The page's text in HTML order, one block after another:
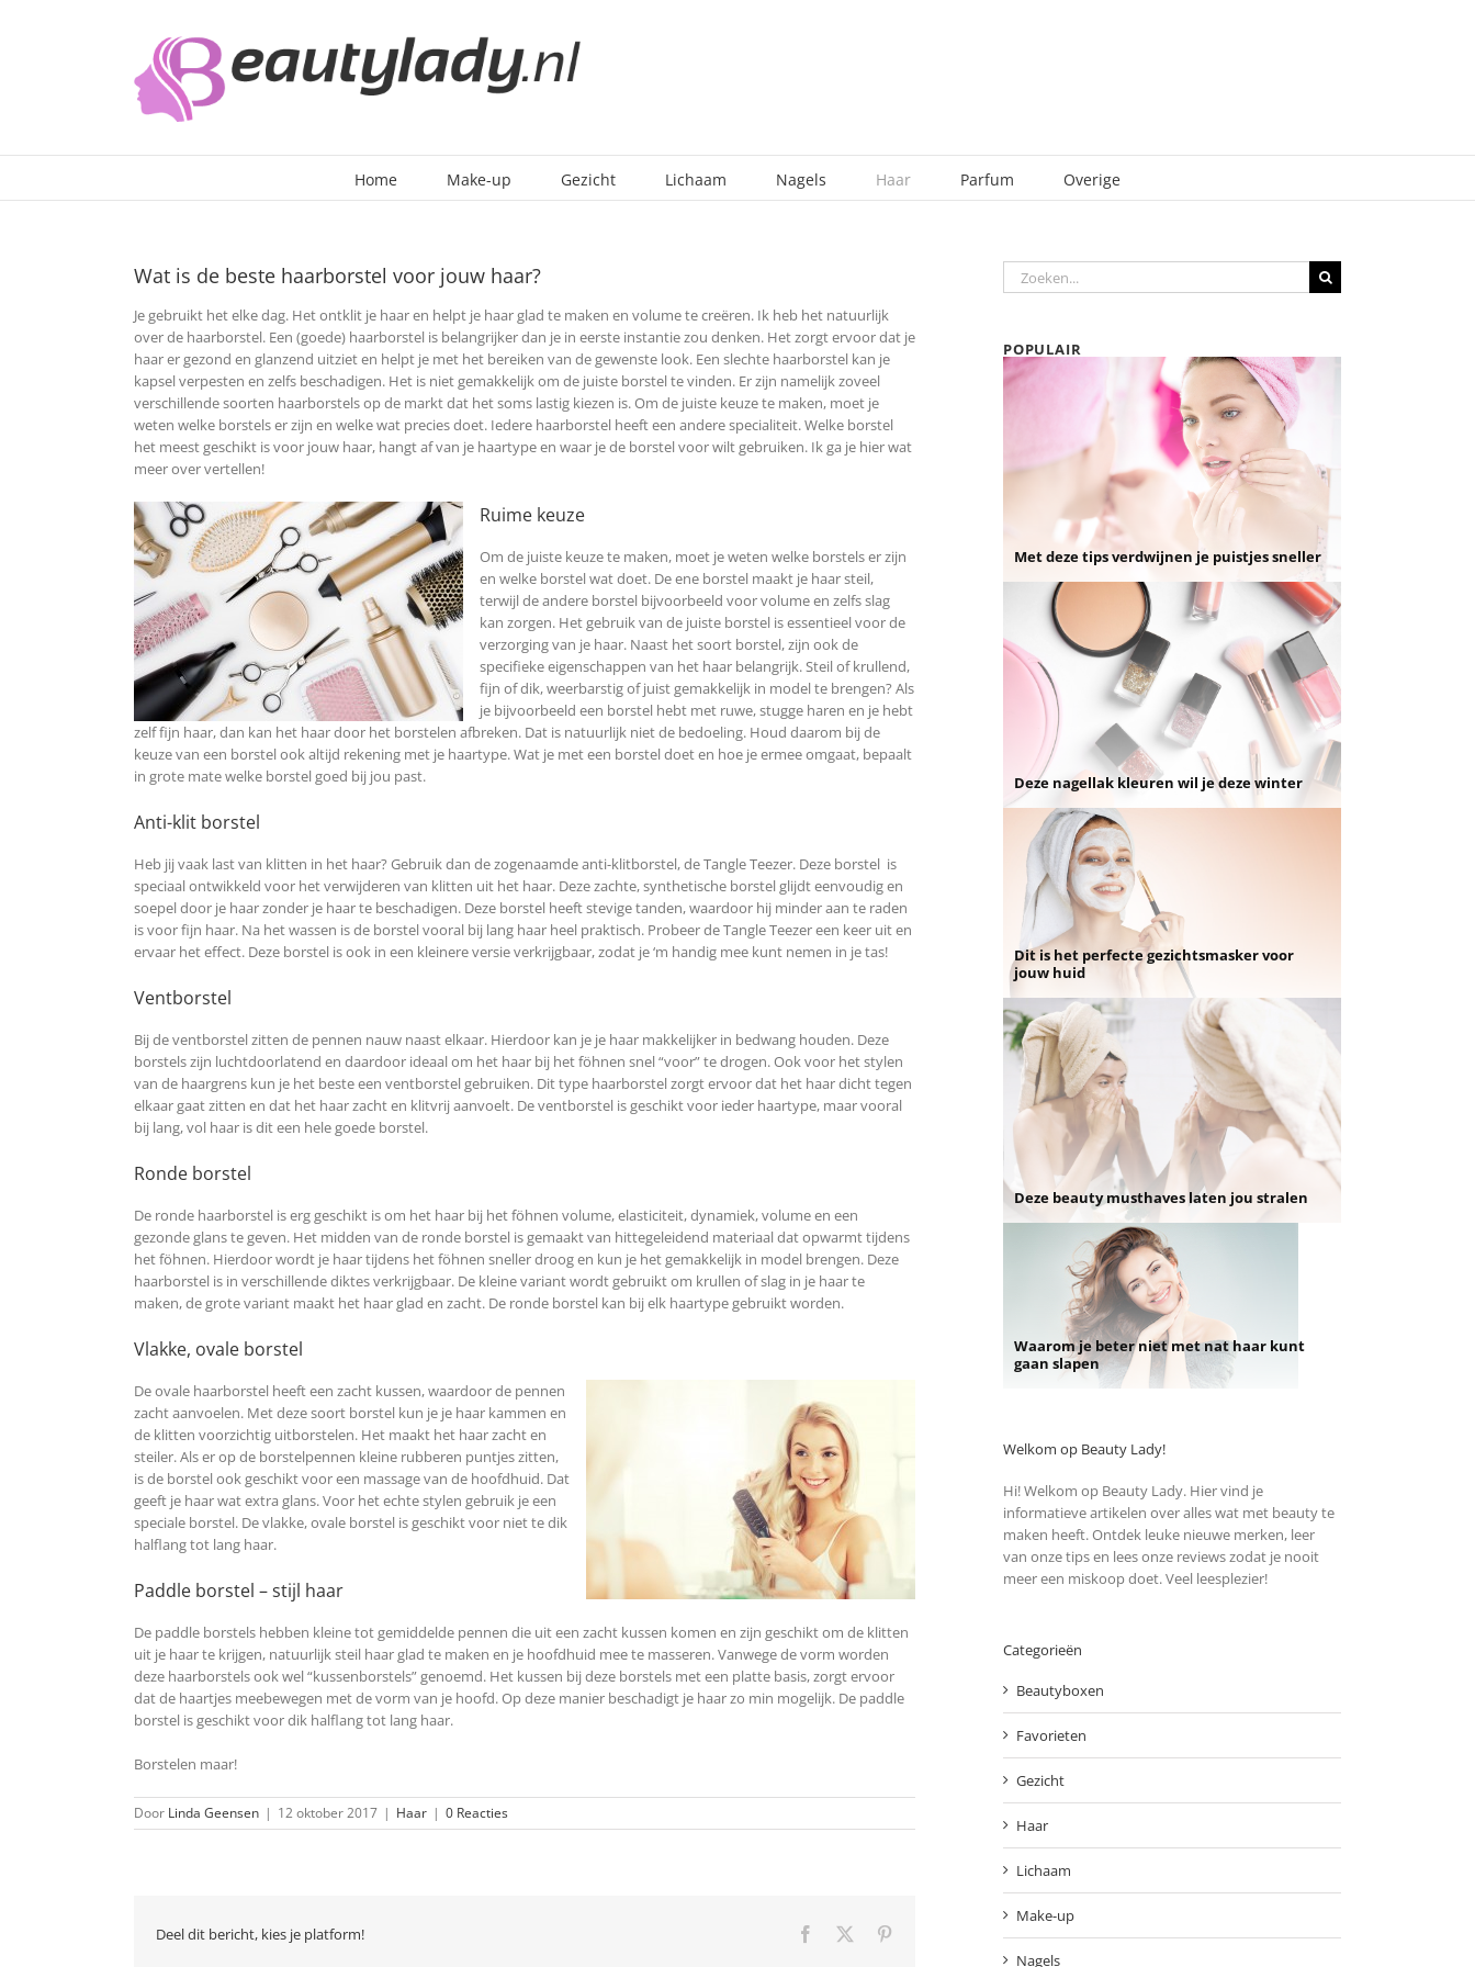
Home Make-up Gezicht Lichaam Nagels Haar Parfum Overige
Wat is de beste haarborstel voor jouw haar?
Je gebruikt het elke dag. Het ontklit je haar en helpt je haar glad te maken en volume te creëren. Ik heb het natuurlijk
over de haarborstel. Een (goede) haarborstel is belangrijker dan je in eerste instantie zou denken. Het zorgt ervoor dat je
haar er gezond en glanzend uitziet en helpt je met het bereiken van de gewenste look. Een slechte haarborstel kan je
kapsel verpesten en zelfs beschadigen. Het is niet gemakkelijk om de juiste borstel te vinden. Er zijn namelijk zoveel
verschillende soorten haarborstels op de markt dat het soms lastig kiezen is. Om de juiste keuze te maken, moet je
weten welke borstels er zijn en welke wat precies doet. Iedere haarborstel heeft een andere specialiteit. Welke borstel
het meest geschikt is voor jouw haar, hangt af van je haartype en waar je de borstel voor wilt gebruiken. Ik ga je hier wat
meer over vertellen!
Ruime keuze
Om de juiste keuze te maken, moet je weten welke borstels er zijn
en welke borstel wat doet. De ene borstel maakt je haar steil,
terwijl de andere borstel bijvoorbeeld voor volume en zelfs slag
kan zorgen. Het gebruik van de juiste borstel is essentieel voor de
verzorging van je haar. Naast het soort borstel, zijn ook de
specifieke eigenschappen van het haar belangrijk. Steil of krullend,
fijn of dik, weerbarstig of juist gemakkelijk in model te brengen? Als
je bijvoorbeeld een borstel hebt met ruwe, stugge haren en je hebt
zelf fijn haar, dan kan het haar door het borstelen afbreken. Dat is natuurlijk niet de bedoeling. Houd daarom bij de
keuze van een borstel ook altijd rekening met je haartype. Wat je met een borstel doet en hoe je ermee omgaat, bepaalt
in grote mate welke borstel goed bij jou past.
Anti-klit borstel
Heb jij vaak last van klitten in het haar? Gebruik dan de zogenaamde anti-klitborstel, de Tangle Teezer. Deze borstel is
speciaal ontwikkeld voor het verwijderen van klitten uit het haar. Deze zachte, synthetische borstel glijdt eenvoudig en
soepel door je haar zonder je haar te beschadigen. Deze borstel heeft stevige tanden, waardoor hij minder aan te raden
is voor fijn haar. Na het wassen is de borstel vooral bij lang haar heel praktisch. Probeer de Tangle Teezer een keer uit en
ervaar het effect. Deze borstel is ook in een kleinere versie verkrijgbaar, zodat je ‘m handig mee kunt nemen in je tas!
Ventborstel
Bij de ventborstel zitten de pennen nauw naast elkaar. Hierdoor kan je je haar makkelijker in bedwang houden. Deze
borstels zijn luchtdoorlatend en daardoor ideaal om het haar bij het föhnen snel “voor” te drogen. Ook voor het stylen
van de haargrens kun je het beste een ventborstel gebruiken. Dit type haarborstel zorgt ervoor dat het haar dicht tegen
elkaar gaat zitten en dat het haar zacht en klitvrij aanvoelt. De ventborstel is geschikt voor ieder haartype, maar vooral
bij lang, vol haar is dit een hele goede borstel.
Ronde borstel
De ronde haarborstel is erg geschikt is om het haar bij het föhnen volume, elasticiteit, dynamiek, volume en een
gezonde glans te geven. Het midden van de ronde borstel is gemaakt van hittegeleidend materiaal dat opwarmt tijdens
het föhnen. Hierdoor wordt je haar tijdens het föhnen sneller droog en kun je het gemakkelijk in model brengen. Deze
haarborstel is in verschillende diktes verkrijgbaar. De kleine variant wordt gebruikt om krullen of slag in je haar te
maken, de grote variant maakt het haar glad en zacht. De ronde borstel kan bij elk haartype gebruikt worden.
Vlakke, ovale borstel
De ovale haarborstel heeft een zacht kussen, waardoor de pennen
zacht aanvoelen. Met deze soort borstel kun je je haar kammen en
de klitten voorzichtig uitborstelen. Het maakt het haar zacht en
steiler. Als er op de borstelpennen kleine rubberen puntjes zitten,
is de borstel ook geschikt voor een massage van de hoofdhuid. Dat
geeft je haar wat extra glans. Voor het echte stylen gebruik je een
speciale borstel. De vlakke, ovale borstel is geschikt voor niet te dik
halflang tot lang haar.
Paddle borstel – stijl haar
De paddle borstels hebben kleine tot gemiddelde pennen die uit een zacht kussen komen en zijn geschikt om de klitten
uit je haar te krijgen, natuurlijk steil haar glad te maken en je hoofdhuid mee te masseren. Vanwege de vorm worden
deze haarborstels ook wel “kussenborstels” genoemd. Het kussen bij deze borstels met een platte basis, zorgt ervoor
dat de haartjes meebewegen met de vorm van je hoofd. Op deze manier beschadigt je haar zo min mogelijk. De paddle
borstel is geschikt voor dik halflang tot lang haar.
Borstelen maar!
Door Linda Geensen | 12 oktober 2017 | Haar | 0 Reacties
Deel dit bericht, kies je platform! Facebook
Zoeken
naar:
POPULAIR
Met deze tips verdwijnen je puistjes sneller
Deze nagellak kleuren wil je deze winter
Dit is het perfecte gezichtsmasker voor
jouw huid
Deze beauty musthaves laten jou stralen
Waarom je beter niet met nat haar kunt
gaan slapen
Welkom op Beauty Lady!
Hi! Welkom op Beauty Lady. Hier vind je
informatieve artikelen over alles wat met beauty te
maken heeft. Ontdek leuke nieuwe merken, leer
van onze tips en lees onze reviews zodat je nooit
meer een miskoop doet. Veel leesplezier!
Categorieën
Beautyboxen
Favorieten
Gezicht
Haar
Lichaam
Make-up
Nagels